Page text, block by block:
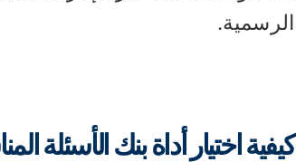
الرسمية.
كيفية اختيار أداة بنك الأسئلة